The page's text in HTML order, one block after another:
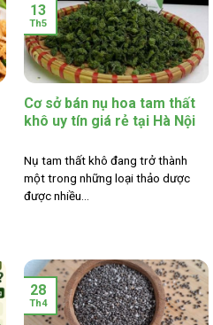
Cơ sở bán nụ hoa tam thất
khô uy tín giá rẻ tại Hà Nội
Nụ tam thất khô đang trở thành
một trong những loại thảo dược
được nhiều...
13
Th5
28
Th4